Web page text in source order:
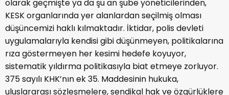
olarak geçmişte ya da şu an şube yöneticilerinden,
KESK organlarında yer alanlardan seçilmiş olması
düşüncemizi haklı kılmaktadır. İktidar, polis devleti
uygulamalarıyla kendisi gibi düşünmeyen, politikalarına
rıza göstermeyen her kesimi hedefe koyuyor,
sistematik yıldırma politikasıyla biat etmeye zorluyor.
375 sayılı KHK’nın ek 35. Maddesinin hukuka,
uluslararası sözleşmelere, sendikal hak ve özgürlüklere